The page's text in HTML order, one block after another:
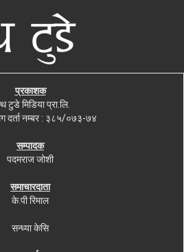
प्रकाशक
टुडे मिडिया प्रा.लि.
दर्ता नम्बर : ३८५/०७३-७४
सम्पादक
पदमराज जोशी
समाचारदाता
के.पी रिमाल
सन्ध्या केसि